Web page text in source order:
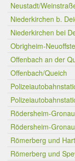
Neustadt/
Niederkirchen b.
Niederkirchen bei
Obrigheim-
Offenbach an der
Offenbach/Queich
Rödersheim-Gronau
Rödersheim-
Römerberg und
Römerberg und